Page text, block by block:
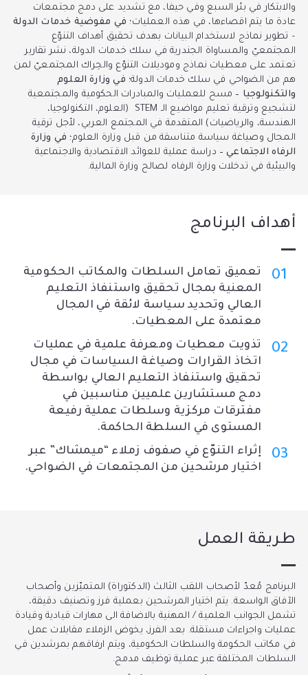
والابتكار في بئر السبع وفي حيفا، مع تشديد على دمج مجتمعات
عادة ما يتم اقصاءها، في هذه العمليات؛ في مفوضية خدمات الدولة
– تطوير نماذج لاستخدام البيانات بهدف تحقيق أهداف التنوّع
المجتمعيّ والمساواة الجندرية في سلك خدمات الدولة، نشر تقارير
تعتمد على معطيات نماذج وموديلات التنوّع والحِراك المجتمعيّ لمن
هم من الضواحي في سلك خدمات الدولة؛ في وزارة العلوم
والتكنولوجيا – مسح للعمليات والمبادرات الحكومية والمجتمعية
لتشجيع وترقية تعليم مواضيع الـ STEM (العلوم، التكنولوجيا،
الهندسة، والرياضيات) المتقدمة في المجتمع العربي، لأجل ترقية
المجال وصياغة سياسة متناسقة من قبل وزارة العلوم؛ في وزارة
الرفاه الاجتماعي – دراسة عملية للعوائد الاقتصادية والاجتماعية
والبيئية في تدخلات وزارة الرفاه لصالح وزارة المالية.
أهداف البرنامج
تعميق تعامل السلطات والمكاتب الحكومية
المعنية بمجال تحقيق واستنفاذ التعليم
العالي وتحديد سياسة لائقة في المجال
معتمدة على المعطيات.
تذويت معطيات ومعرفة علمية في عمليات
اتخاذ القرارات وصياغة السياسات في مجال
تحقيق واستنفاذ التعليم العالي بواسطة
دمج مستشارين علميين مناسبين في
مفترقات مركزية وسلطات عملية رفيعة
المستوى في السلطة الحاكمة.
إثراء التنوّع في صفوف زملاء “ميمشاك” عبر
اختيار مرشحين من المجتمعات في الضواحي.
طريقة العمل
البرنامج مُعدّ لأصحاب اللقب الثالث (الدكتوراة) المتميّزين وأصحاب
الآفاق الواسعة. يتم اختيار المرشحين بعملية فرز وتصنيف دقيقة،
تشمل الجوانب العلمية / المهنية بالاضافة الى مهارات قيادية وقيادة
عمليات واجراءات مستقلة. بعد الفرز، يخوض الزملاء مقابلات عمل
في مكاتب الحكومة والسلطات الحكومية، ويتم ارفاقهم بمرشدين في
السلطات المختلفة عبر عملية توظيف مدمج.